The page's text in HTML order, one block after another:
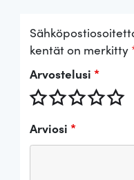
kentät on merkitty
Arvostelusi *
Arviosi *